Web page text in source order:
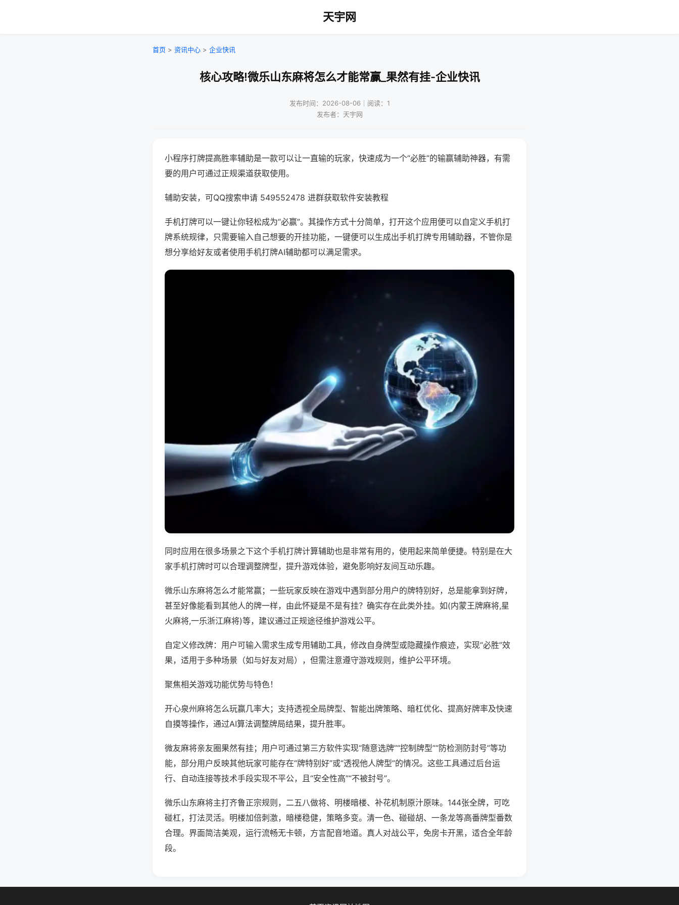
天宇网
首页 > 资讯中心 > 企业快讯
核心攻略!微乐山东麻将怎么才能常赢_果然有挂-企业快讯
发布时间：2026-08-06｜阅读：1
发布者：天宇网
小程序打牌提高胜率辅助是一款可以让一直输的玩家，快速成为一个“必胜”的输赢辅助神器，有需
要的用户可通过正规渠道获取使用。
辅助安装，可QQ搜索申请 549552478 进群获取软件安装教程
手机打牌可以一键让你轻松成为“必赢”。其操作方式十分简单，打开这个应用便可以自定义手机打
牌系统规律，只需要输入自己想要的开挂功能，一键便可以生成出手机打牌专用辅助器，不管你是
想分享给好友或者使用手机打牌AI辅助都可以满足需求。
同时应用在很多场景之下这个手机打牌计算辅助也是非常有用的，使用起来简单便捷。特别是在大
家手机打牌时可以合理调整牌型，提升游戏体验，避免影响好友间互动乐趣。
微乐山东麻将怎么才能常赢；一些玩家反映在游戏中遇到部分用户的牌特别好，总是能拿到好牌，
甚至好像能看到其他人的牌一样，由此怀疑是不是有挂？确实存在此类外挂。如(内蒙王牌麻将,星
火麻将,一乐浙江麻将)等，建议通过正规途径维护游戏公平。
自定义修改牌：用户可输入需求生成专用辅助工具，修改自身牌型或隐藏操作痕迹，实现“必胜”效
果，适用于多种场景（如与好友对局），但需注意遵守游戏规则，维护公平环境。
聚焦相关游戏功能优势与特色！
开心泉州麻将怎么玩赢几率大；支持透视全局牌型、智能出牌策略、暗杠优化、提高好牌率及快速
自摸等操作，通过AI算法调整牌局结果，提升胜率。
微友麻将亲友圈果然有挂；用户可通过第三方软件实现“随意选牌”“控制牌型”“防检测防封号”等功
能，部分用户反映其他玩家可能存在“牌特别好”或“透视他人牌型”的情况。这些工具通过后台运
行、自动连接等技术手段实现不平公，且“安全性高”“不被封号”。
微乐山东麻将主打齐鲁正宗规则，二五八做将、明楼暗楼、补花机制原汁原味。144张全牌，可吃
碰杠，打法灵活。明楼加倍刺激，暗楼稳健，策略多变。清一色、碰碰胡、一条龙等高番牌型番数
合理。界面简洁美观，运行流畅无卡顿，方言配音地道。真人对战公平，免房卡开黑，适合全年龄
段。